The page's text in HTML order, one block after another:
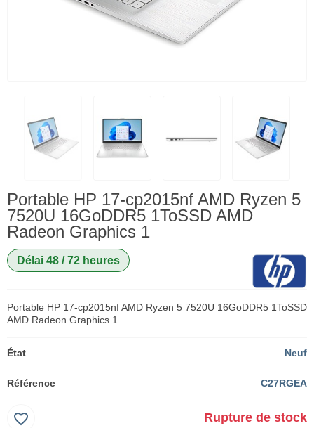
Portable HP 17-cp2015nf AMD Ryzen 5
7520U 16GoDDR5 1ToSSD AMD
Radeon Graphics 1
Délai 48 / 72 heures
Portable HP 17-cp2015nf AMD Ryzen 5 7520U 16GoDDR5 1ToSSD
AMD Radeon Graphics 1
État Neuf
Référence C27RGEA
Rupture de stock
favorite_border